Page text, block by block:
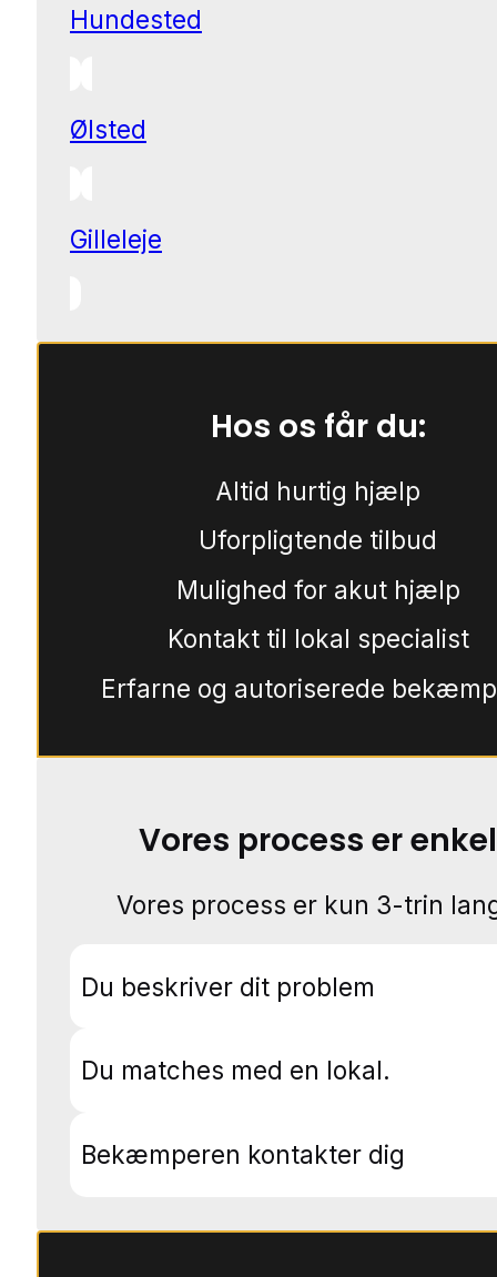
Hundested
Ølsted
Gilleleje
Hos os får du:
Altid hurtig hjælp
Uforpligtende tilbud
Mulighed for akut hjælp
Kontakt til lokal specialist
Erfarne og autoriserede
Vores process er enkel
Vores process er kun 3-trin
Du beskriver dit problem
Du matches med en lokal.
Bekæmperen kontakter dig